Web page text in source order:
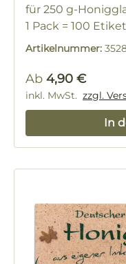
für 250 g-
1 Pack = 100
Artikelnummer:
Regulärer Preis:
Ab 4,90 €
inkl. MwSt. zzgl.
In